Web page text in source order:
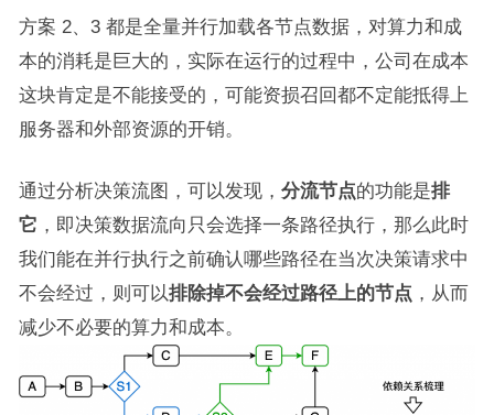
方案 2、3 都是全量并行加载各节点数据，对算力和成
本的消耗是巨大的，实际在运行的过程中，公司在成本
这块肯定是不能接受的，可能资损召回都不定能抵得上
服务器和外部资源的开销。
通过分析决策流图，可以发现， 分流节点的功能是排
它 ，即决策数据流向只会选择一条路径执行，那么此时
我们能在并行执行之前确认哪些路径在当次决策请求中
不会经过，则可以排除掉不会经过路径上的节点 ，从而
减少不必要的算力和成本。